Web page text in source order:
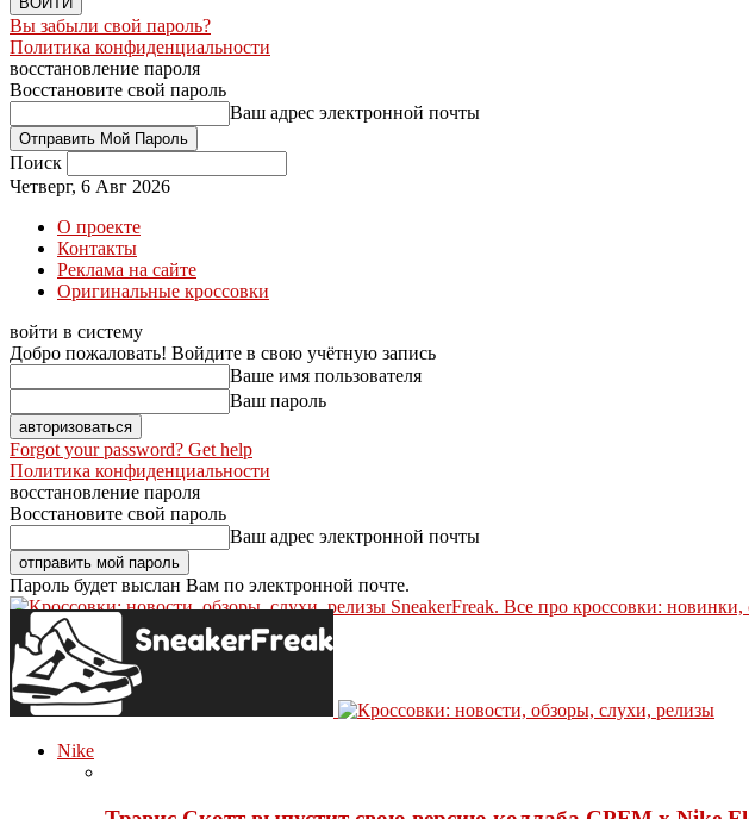
Вы забыли свой пароль?
Политика конфиденциальности
восстановление пароля
Восстановите свой пароль
Ваш адрес электронной почты
Поиск
Четверг, 6 Авг 2026
О проекте
Контакты
Реклама на сайте
Оригинальные кроссовки
войти в систему
Добро пожаловать! Войдите в свою учётную запись
Ваше имя пользователя
Ваш пароль
Forgot your password? Get help
Политика конфиденциальности
восстановление пароля
Восстановите свой пароль
Ваш адрес электронной почты
Пароль будет выслан Вам по электронной почте.
SneakerFreak. Все про кроссовки:
Nike